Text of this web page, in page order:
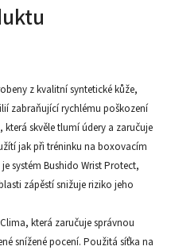
z kvalitní syntetické kůže,
zabraňující rychlému poškození
skvěle tlumí údery a zaručuje
jak při tréninku na boxovacím
systém Bushido Wrist Protect,
zápěstí snižuje riziko jeho
která zaručuje správnou
snížené pocení. Použitá síťka na